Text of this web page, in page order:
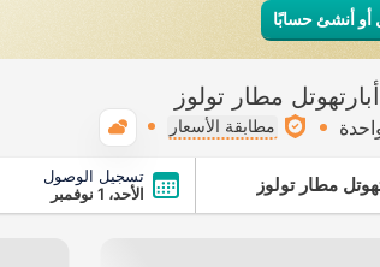
أنشئ حسابًا
مطار تولوز
مطابقة الأسعار
مطار تولوز
تسجيل الوصول
الأحد، 1 نوفمبر